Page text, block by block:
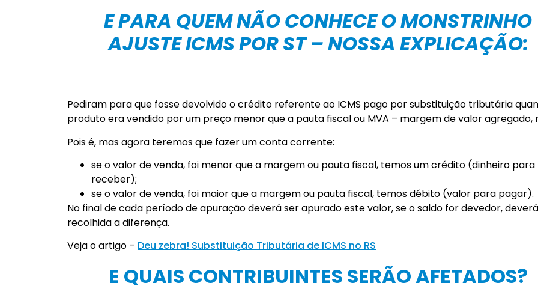
E PARA QUEM NÃO CONHECE O MONSTRINHO
AJUSTE ICMS POR ST – NOSSA EXPLICAÇÃO:
Pediram para que fosse devolvido o crédito referente ao ICMS pago por substituição tributária
produto era vendido por um preço menor que a pauta fiscal ou MVA – margem de valor agregado,
Pois é, mas agora teremos que fazer um conta corrente:
se o valor de venda, foi menor que a margem ou pauta fiscal, temos um crédito (dinheiro para
receber);
se o valor de venda, foi maior que a margem ou pauta fiscal, temos débito (valor para pagar).
No final de cada período de apuração deverá ser apurado este valor, se o saldo for devedor,
recolhida a diferença.
Veja o artigo – Deu zebra! Substituição Tributária de ICMS no RS
E QUAIS CONTRIBUINTES SERÃO AFETADOS?